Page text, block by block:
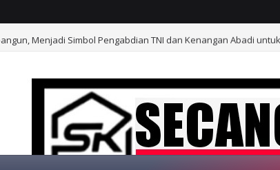
Menjadi Simbol Pengabdian TNI dan Kenangan Abadi